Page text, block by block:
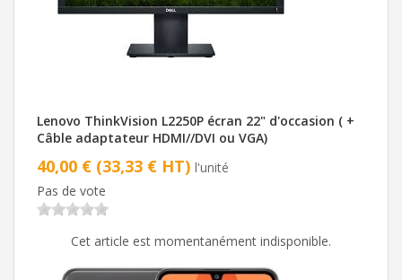
Lenovo ThinkVision L2250P écran 22" d'occasion ( +
Câble adaptateur HDMI//DVI ou VGA)
40,00 € (33,33 € HT) l'unité
Pas de vote
Cet article est momentanément indisponible.